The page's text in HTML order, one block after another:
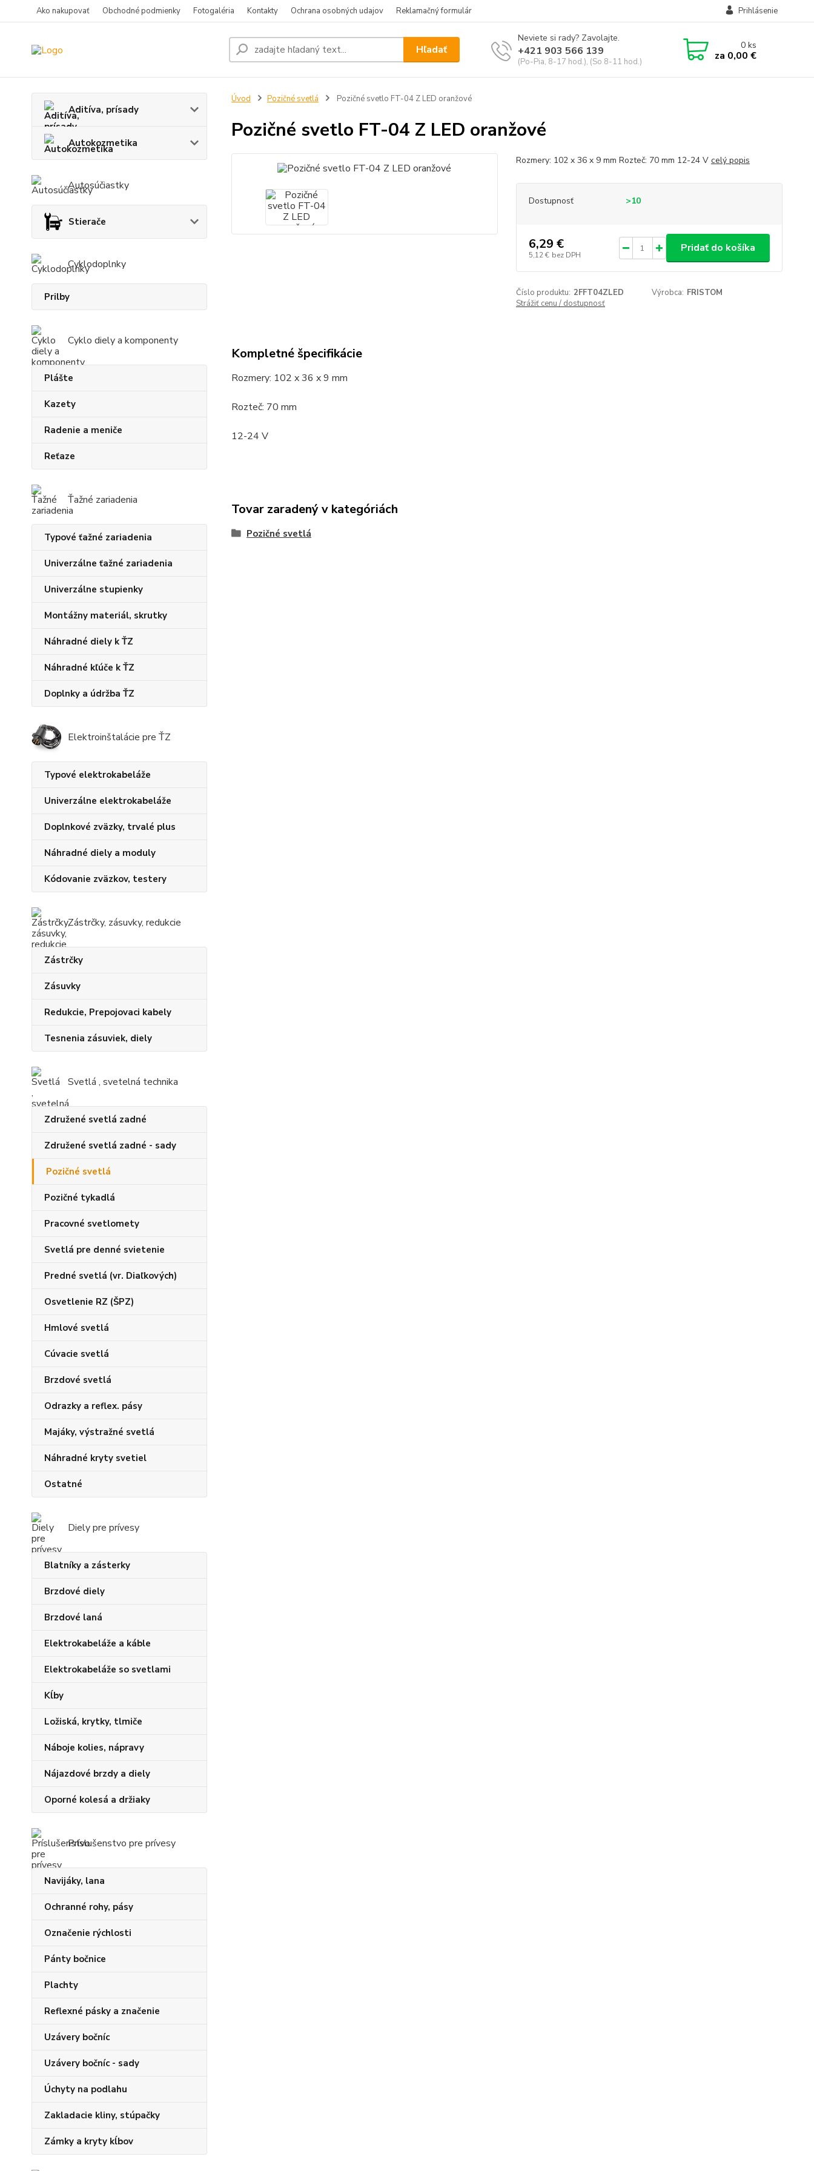
Ako nakupovať Obchodné podmienky Fotogaléria Kontakty Ochrana osobných udajov Reklamačný formulár Prihlásenie
Hľadať
Neviete si rady? Zavolajte.
+421 903 566 139
(Po-Pia, 8-17 hod.), (So 8-11 hod.)
0ks
za 0,00 €
Aditíva, prísady
Autokozmetika
Autosúčiastky
Stierače
Cyklodoplnky
Prilby
Cyklo diely a komponenty
Plášte
Kazety
Radenie a meniče
Reťaze
Ťažné zariadenia
Typové ťažné zariadenia
Univerzálne ťažné zariadenia
Univerzálne stupienky
Montážny materiál, skrutky
Náhradné diely k ŤZ
Náhradné kľúče k ŤZ
Doplnky a údržba ŤZ
Elektroinštalácie pre ŤZ
Typové elektrokabeláže
Univerzálne elektrokabeláže
Doplnkové zväzky, trvalé plus
Náhradné diely a moduly
Kódovanie zväzkov, testery
Zástrčky, zásuvky, redukcie
Zástrčky
Zásuvky
Redukcie, Prepojovaci kabely
Tesnenia zásuviek, diely
Svetlá , svetelná technika
Združené svetlá zadné
Združené svetlá zadné - sady
Pozičné svetlá
Pozičné tykadlá
Pracovné svetlomety
Svetlá pre denné svietenie
Predné svetlá (vr. Diaľkových)
Osvetlenie RZ (ŠPZ)
Hmlové svetlá
Cúvacie svetlá
Brzdové svetlá
Odrazky a reflex. pásy
Majáky, výstražné svetlá
Náhradné kryty svetiel
Ostatné
Diely pre prívesy
Blatníky a zásterky
Brzdové diely
Brzdové laná
Elektrokabeláže a káble
Elektrokabeláže so svetlami
Kĺby
Ložiská, krytky, tlmiče
Náboje kolies, nápravy
Nájazdové brzdy a diely
Oporné kolesá a držiaky
Príslušenstvo pre prívesy
Navijáky, lana
Ochranné rohy, pásy
Označenie rýchlosti
Pánty bočnice
Plachty
Reflexné pásky a značenie
Uzávery bočníc
Uzávery bočníc - sady
Úchyty na podlahu
Zakladacie kliny, stúpačky
Zámky a kryty kĺbov
Úvod Pozičné svetlá Pozičné svetlo FT-04 Z LED oranžové
Pozičné svetlo FT-04 Z LED oranžové
Rozmery: 102 x 36 x 9 mm Rozteč: 70 mm 12-24 V celý popis
Dostupnosť >10
6,29 €
5,12 € bez DPH
Pridať do košíka
Číslo produktu: 2FFT04ZLED Výrobca: FRISTOM
Strážiť cenu / dostupnosť
Kompletné špecifikácie
Rozmery: 102 x 36 x 9 mm
Rozteč: 70 mm
12-24 V
Tovar zaradený v kategóriách
Pozičné svetlá